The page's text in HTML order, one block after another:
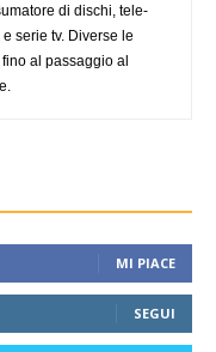
di dischi, tele-
serie tv. Diverse le
al passaggio al
MI PIACE
SEGUI